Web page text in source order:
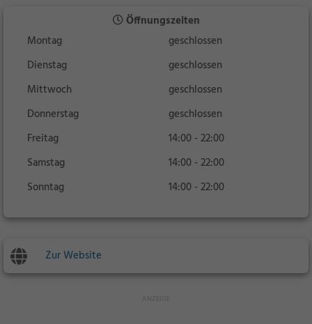
Öffnungszeiten
Montag
geschlossen
Dienstag
geschlossen
Mittwoch
geschlossen
Donnerstag
geschlossen
Freitag
14:00 - 22:00
Samstag
14:00 - 22:00
Sonntag
14:00 - 22:00
Zur Website